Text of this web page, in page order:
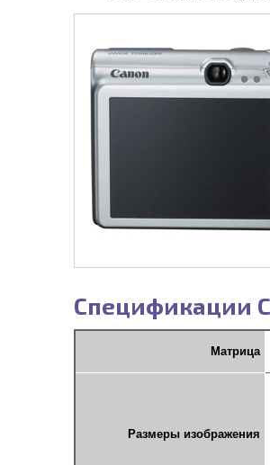
Спецификации
Матрица
Размеры изображения